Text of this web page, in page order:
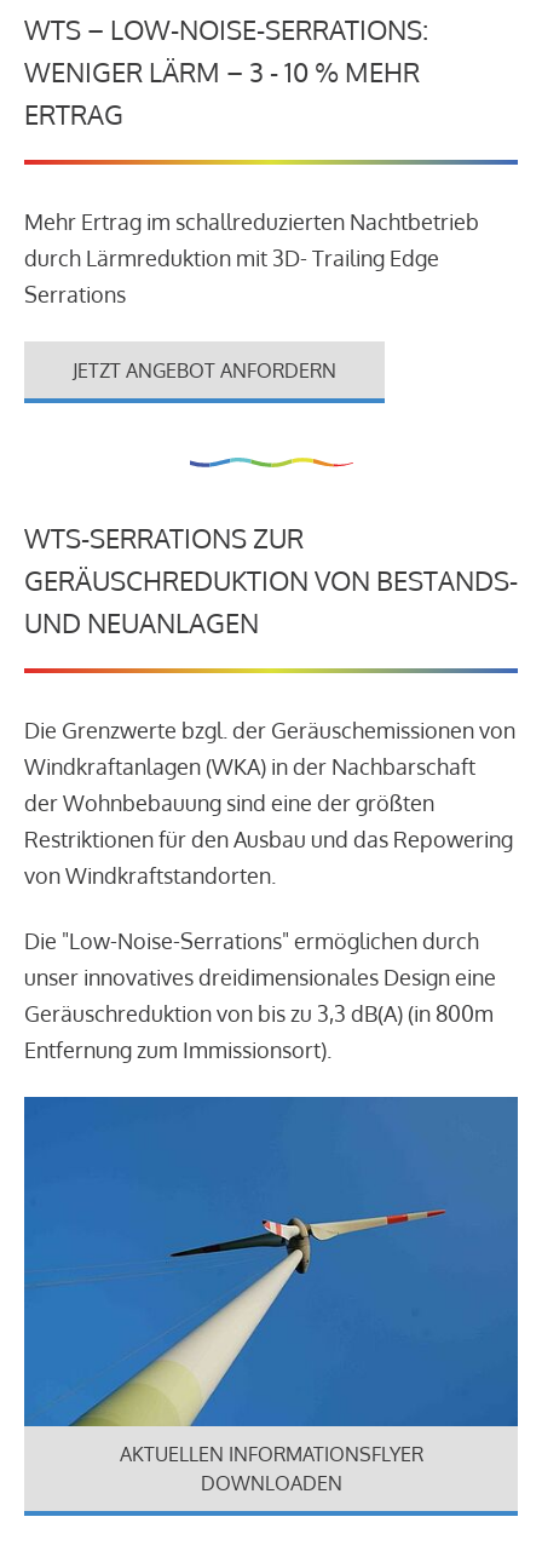
WTS – LOW-NOISE-SERRATIONS:
WENIGER LÄRM – 3 - 10 % MEHR
ERTRAG
Mehr Ertrag im schallreduzierten Nachtbetrieb
durch Lärmreduktion mit 3D- Trailing Edge
Serrations
JETZT ANGEBOT ANFORDERN
WTS-SERRATIONS ZUR
GERÄUSCHREDUKTION VON BESTANDS-
UND NEUANLAGEN
Die Grenzwerte bzgl. der Geräuschemissionen von
Windkraftanlagen (WKA) in der Nachbarschaft
der Wohnbebauung sind eine der größten
Restriktionen für den Ausbau und das Repowering
von Windkraftstandorten.
Die "Low-Noise-Serrations" ermöglichen durch
unser innovatives dreidimensionales Design eine
Geräuschreduktion von bis zu 3,3 dB(A) (in 800m
Entfernung zum Immissionsort).
AKTUELLEN INFORMATIONSFLYER
DOWNLOADEN